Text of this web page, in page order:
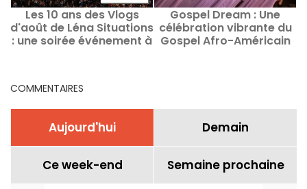
Les 10 ans des Vlogs
d'août de Léna Situations
: une soirée événement à
Gospel Dream : Une
célébration vibrante du
Gospel Afro-Américain
COMMENTAIRES
Aujourd'hui Demain
Ce week-end Semaine prochaine